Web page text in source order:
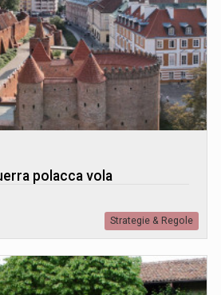
polacca vola
Strategie & Regole